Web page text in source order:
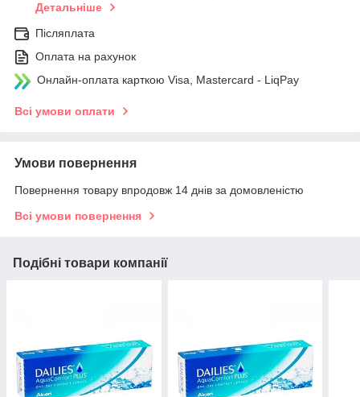
Детальніше
Післяплата
Оплата на рахунок
Онлайн-оплата карткою Visa, Mastercard - LiqPay
Всі умови оплати
Умови повернення
Повернення товару впродовж 14 днів за домовленістю
Всі умови повернення
Подібні товари компанії